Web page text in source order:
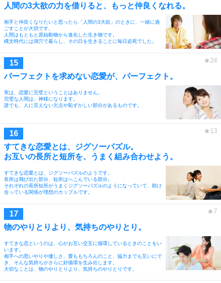
人間の3大欲の力を借りると、もっと仲良くなれる。
相手と仲良くなりたいと思ったら「人間の3大欲」のときに、一緒に過
ごすことが大切です。
人間はもともと原始動物から進化した生き物です。
縄文時代には洞穴で暮らし、その日を生きることに毎日必死でした。
パーフェクトを求めない恋愛が、パーフェクト。
実は、恋愛に完璧ということはありません。
完璧な人間は、神様になります。
誰でも、人に言えない欠点や恥ずかしい部分があるものです。
すてきな恋愛とは、ジグソーパズル。
お互いの長所と短所を、うまく組み合わせよう。
すてきな恋愛とは、ジグソーパズルのようです。
長所は飛び出た部分、短所はへこんでいる部分。
それぞれの長所短所がうまくジグソーパズルのようになっていて、助け
合っている関係が理想のカップルです。
物のやりとりより、気持ちのやりとり。
すてきな恋というのは、心がお互い交互に循環しているときのことをい
います。
相手への思いやりや優しさ、愛ももちろんのこと、協力までも互いにで
き、そんな気持ちがさらに好循環を生み出します。
大切なことは、物のやりとりより、気持ちのやりとりです。